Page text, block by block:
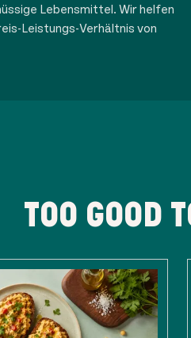
Lebensmittel. Wir helfen
Leistungs-Verhältnis von
TOO GOOD